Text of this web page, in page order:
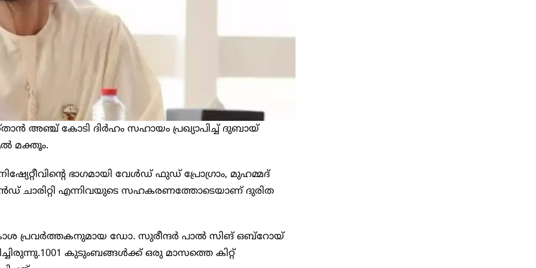
അഞ്ച് കോടി ദിര്‍ഹം സഹായം പ്രഖ്യാപിച്ച്‌ ദുബായ്
മക്തൂം.
ഭാഗമായി വേള്‍ഡ് ഫുഡ് പ്രോഗ്രാം, മുഹമ്മദ്
ചാരിറ്റി എന്നിവയുടെ സഹകരണത്തോടെയാണ് ദുരിത
പ്രവര്‍ത്തകനുമായ ഡോ. സുരീന്ദര്‍ പാല്‍ സിങ് ഒബ്‌റോയ്
കുടുംബങ്ങള്‍ക്ക് ഒരു മാസത്തെ കിറ്റ്